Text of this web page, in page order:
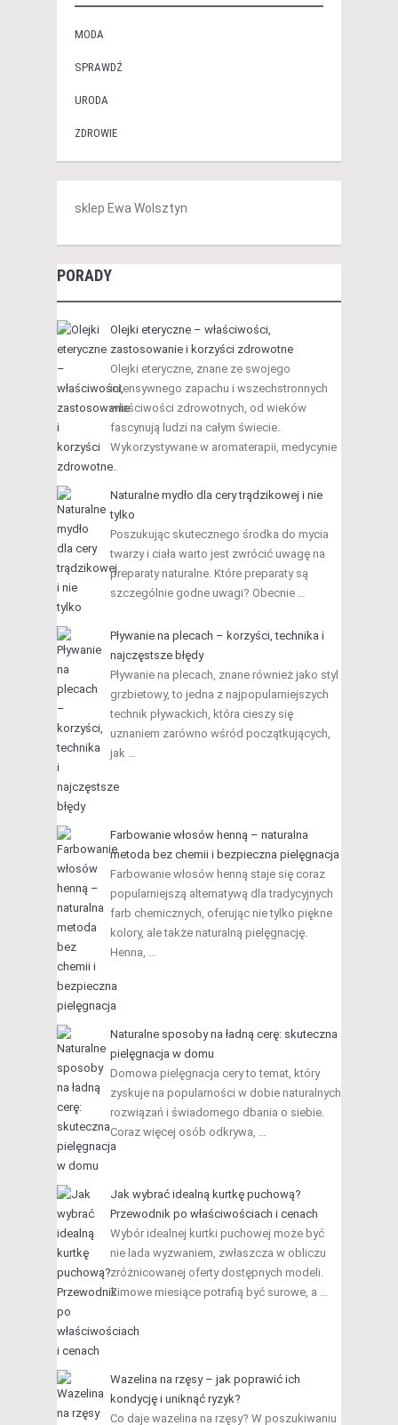
MODA
SPRAWDŹ
URODA
ZDROWIE
sklep Ewa Wolsztyn
PORADY
Olejki eteryczne – właściwości,
zastosowanie i korzyści zdrowotne
Olejki eteryczne, znane ze swojego
intensywnego zapachu i wszechstronnych
właściwości zdrowotnych, od wieków
fascynują ludzi na całym świecie.
Wykorzystywane w aromaterapii, medycynie
…
Naturalne mydło dla cery trądzikowej i nie
tylko
Poszukując skutecznego środka do mycia
twarzy i ciała warto jest zwrócić uwagę na
preparaty naturalne. Które preparaty są
szczególnie godne uwagi? Obecnie …
Pływanie na plecach – korzyści, technika i
najczęstsze błędy
Pływanie na plecach, znane również jako styl
grzbietowy, to jedna z najpopularniejszych
technik pływackich, która cieszy się
uznaniem zarówno wśród początkujących,
jak …
Farbowanie włosów henną – naturalna
metoda bez chemii i bezpieczna pielęgnacja
Farbowanie włosów henną staje się coraz
popularniejszą alternatywą dla tradycyjnych
farb chemicznych, oferując nie tylko piękne
kolory, ale także naturalną pielęgnację.
Henna, …
Naturalne sposoby na ładną cerę: skuteczna
pielęgnacja w domu
Domowa pielęgnacja cery to temat, który
zyskuje na popularności w dobie naturalnych
rozwiązań i świadomego dbania o siebie.
Coraz więcej osób odkrywa, …
Jak wybrać idealną kurtkę puchową?
Przewodnik po właściwościach i cenach
Wybór idealnej kurtki puchowej może być
nie lada wyzwaniem, zwłaszcza w obliczu
zróżnicowanej oferty dostępnych modeli.
Zimowe miesiące potrafią być surowe, a …
Wazelina na rzęsy – jak poprawić ich
kondycję i uniknąć ryzyk?
Co daje wazelina na rzęsy? W poszukiwaniu